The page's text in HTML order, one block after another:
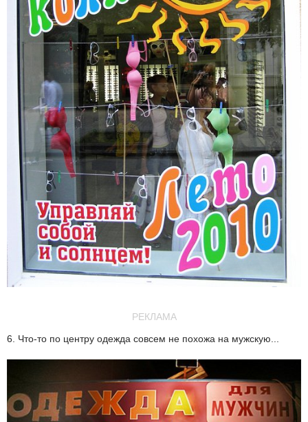
РЕКЛАМА
6. Что-то по центру одежда совсем не похожа на мужскую...